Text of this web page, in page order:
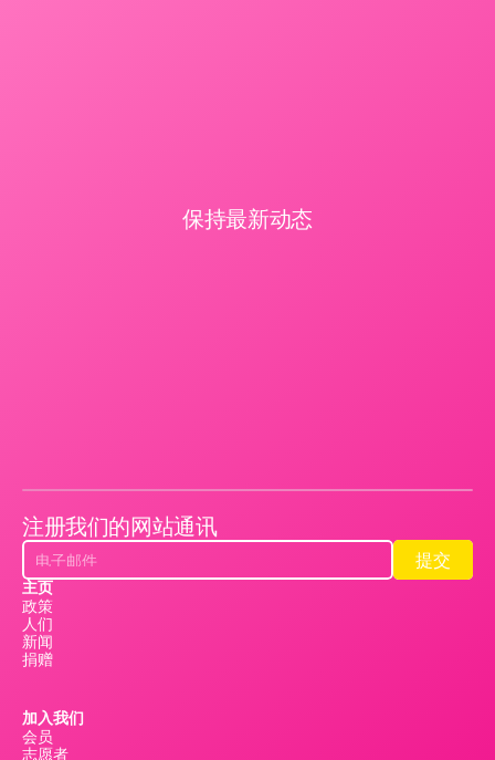
保持最新动态
注册我们的网站通讯
提交
提交
主页
政策
人们
新闻
捐赠
加入我们
会员
志愿者